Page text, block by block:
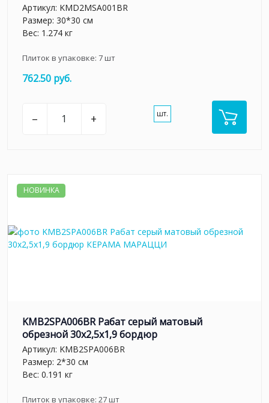
Артикул: KMD2MSA001BR
Размер: 30*30 см
Вес: 1.274 кг
Плиток в упаковке: 7шт
762.50 руб.
– + шт.
НОВИНКА
KMB2SPA006BR Рабат серый матовый
обрезной 30x2,5x1,9 бордюр
Артикул: KMB2SPA006BR
Размер: 2*30 см
Вес: 0.191 кг
Плиток в упаковке: 27шт